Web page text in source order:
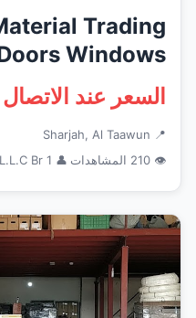
Trading
Windows ...
السعر عند الاتصال
📍 Sharjah, Al Taawun
👁 210 المشاهدات
👤 WASEEM Bldg. Material Trading L.L.C Br 1